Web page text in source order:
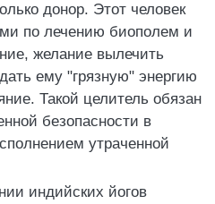
донор. Этот человек
по лечению биополем и
желание вылечить
ему "грязную" энергию
Такой целитель обязан
безопасности в
утраченной
индийских йогов